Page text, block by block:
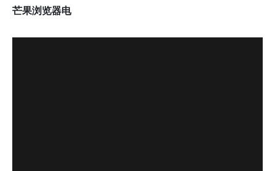
芒果浏览器电